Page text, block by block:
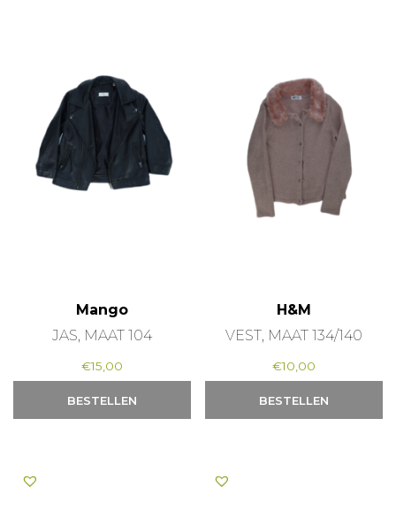
Mango
JAS, MAAT 104
€15,00
BESTELLEN
H&M
VEST, MAAT 134/140
€10,00
BESTELLEN